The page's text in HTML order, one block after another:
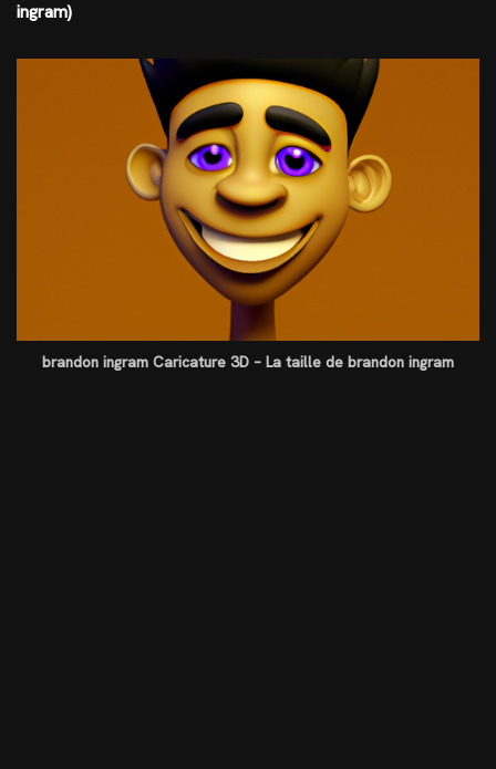
ingram)
brandon ingram Caricature 3D – La taille de brandon ingram